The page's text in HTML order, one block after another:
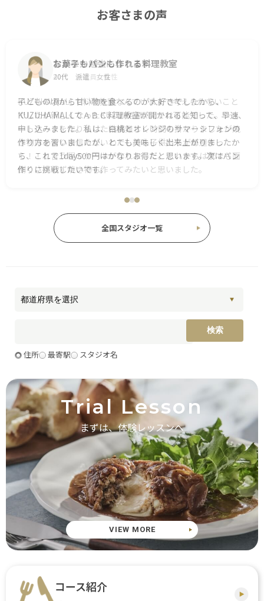
お客さまの声
なかなか勉強になります
40代 会社員 女性
KUZUHA MALLで料理教室なんていままで考えられないこと
でしたが新しくなったKUZUHA MALLでは可能でした。ショ
ートケークを作りました結構難しく時間も掛かりましたが焼
き物はあまり自信のないわたしでも子供たちが毎週作っ
て！！と言う程のケーキが作れました。これからは家でも面
倒くさがらず焼き物も作ってみたいと思いました。
全国スタジオ一覧
住所 最寄駅 スタジオ名
Trial Lesson
まずは、体験レッスンへ
VIEW MORE
コース紹介